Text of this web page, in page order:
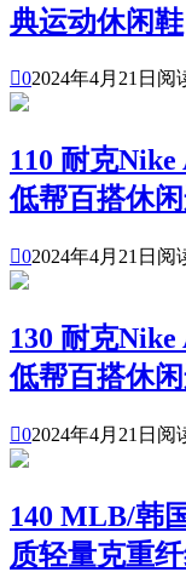
典运动休闲鞋
02024年4月21日 阅
110 耐克
低帮百搭休
02024年4月21日 阅
130 耐克
低帮百搭休
02024年4月21日 阅
140 MLB/韩
质轻量克重